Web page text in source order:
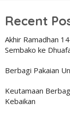
Recent
Akhir Ramadhan
Sembako ke
Berbagi Pakaian
Keutamaan
Kebaikan